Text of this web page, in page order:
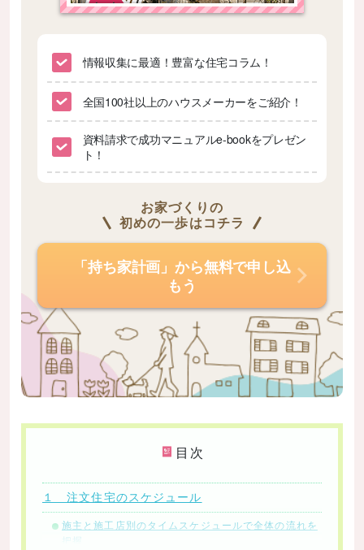
情報収集に最適！豊富な住宅コラム！
全国100社以上のハウスメーカーをご紹介！
資料請求で成功マニュアルe-bookをプレゼン
ト！
お家づくりの
初めの一歩はコチラ
「持ち家計画」から無料で申し込
もう
目次
１ 注文住宅のスケジュール
施主と施工店別のタイムスケジュールで全体の流れを
把握